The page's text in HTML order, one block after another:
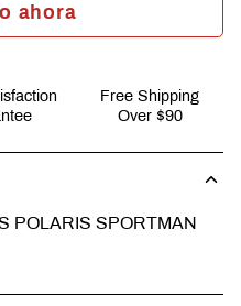
ahora
Free Shipping
Over $90
POLARIS SPORTMAN